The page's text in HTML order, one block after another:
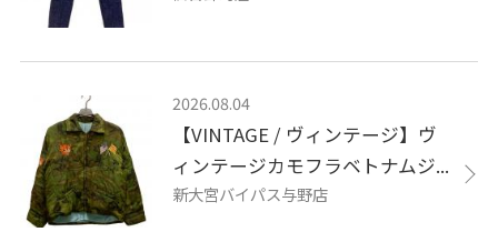
2026.08.04
【VINTAGE / ヴィンテージ】ヴ
ィンテージカモフラベトナムジ...
新大宮バイパス与野店